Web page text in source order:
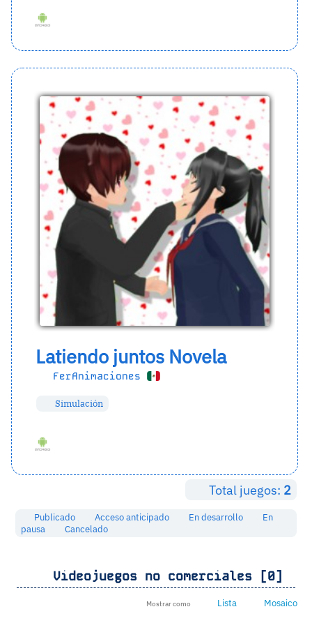
Latiendo juntos Novela
FerAnimaciones
Simulación
Total juegos: 2
Publicado Acceso anticipado En desarrollo
En
pausa
Cancelado
Videojuegos no comerciales [0]
Mostrar como Lista Mosaico